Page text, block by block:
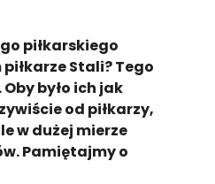
piłkarskiego
Stali? Tego
było ich jak
od piłkarzy,
w dużej mierze
Pamiętajmy o